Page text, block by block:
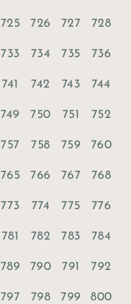
725 726 727 728
733 734 735 736
741 742 743 744
749 750 751 752
757 758 759 760
765 766 767 768
773 774 775 776
781 782 783 784
789 790 791 792
797 798 799 800